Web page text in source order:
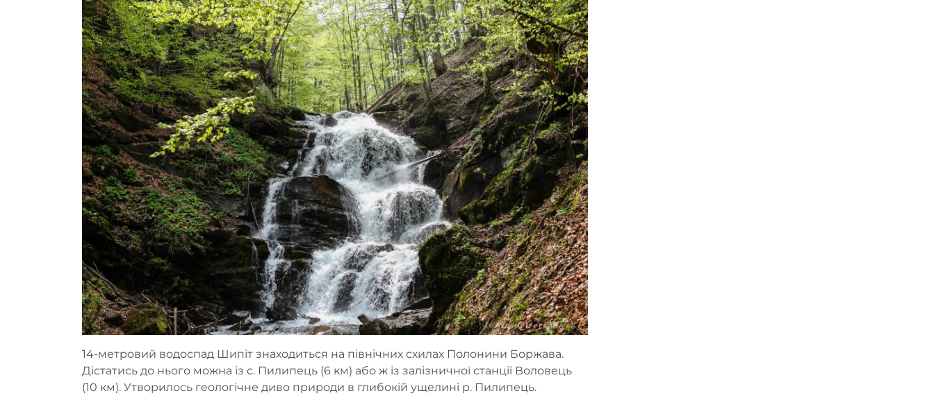
14-метровий водоспад Шипіт знаходиться на північних схилах Полонини Боржава.
Дістатись до нього можна із с. Пилипець (6 км) або ж із залізничної станції Воловець
(10 км). Утворилось геологічне диво природи в глибокій ущелині р. Пилипець.